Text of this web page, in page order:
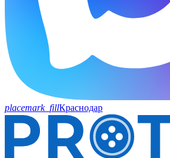
placemark_fillКраснодар